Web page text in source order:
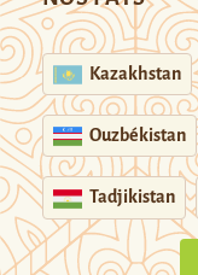
Kazakhstan
Ouzbékistan
Tadjikistan